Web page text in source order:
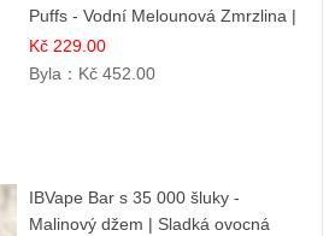
Puffs - Vodní Melounová Zmrzlina |
Letní dezertní příchuť
Kč 229.00
Byla： Kč 452.00
IBVape Bar s 35 000 šluky -
Malinový džem | Sladká ovocná